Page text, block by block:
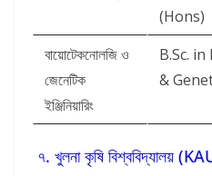
(Hons)
বায়োটেকনোলজি ও
জেনেটিক
ইঞ্জিনিয়ারিং
B.Sc.
&
৭. খুলনা কৃষি বিশ্ববিদ্যালয়